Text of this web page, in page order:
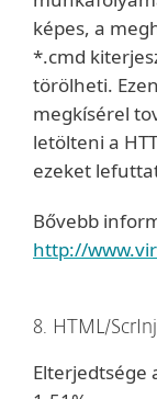
képes, a
*.cmd
törölheti.
megkísérel
letölteni a
ezeket
Bővebb
http://
8. HTML/
Elterjedtsége